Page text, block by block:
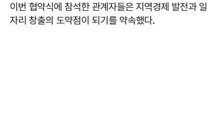
이번 협약식에 참석한 관계자들은 지역경제 발전과 일
자리 창출의 도약점이 되기를 약속했다.